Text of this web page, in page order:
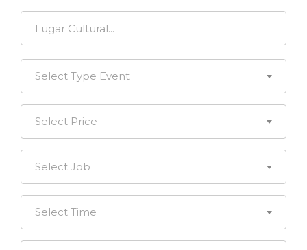
Select Type Event
Select Price
Select Job
Select Time